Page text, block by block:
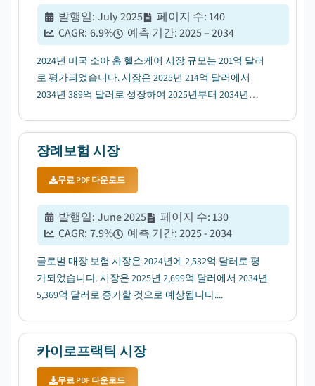
발행일: July 2025 페이지 수:140
CAGR: 6.9% 예측 기간:2025 – 2034
2024년 미국 소아 홈 헬스케어 시장 규모는 201억 달러
로 평가되었습니다. 시장은 2025년 214억 달러에서
2034년 389억 달러로 성장하여 2025년부터 2034년까
장례보험 시장
무료 PDF 다운로드
발행일: June 2025 페이지 수:130
CAGR: 7.9% 예측 기간:2025 - 2034
글로벌 매장 보험 시장은 2024년에 2,532억 달러로 평
가되었습니다. 시장은 2025년 2,699억 달러에서 2034년
5,369억 달러로 증가할 것으로 예상됩니다....
카이로프랙틱 시장
무료 PDF 다운로드